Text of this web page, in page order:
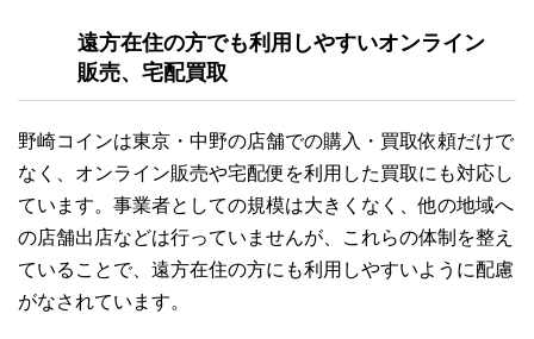
遠方在住の方でも利用しやすいオンライン
販売、宅配買取
野崎コインは東京・中野の店舗での購入・買取依頼だけで
なく、オンライン販売や宅配便を利用した買取にも対応し
ています。事業者としての規模は大きくなく、他の地域へ
の店舗出店などは行っていませんが、これらの体制を整え
ていることで、遠方在住の方にも利用しやすいように配慮
がなされています。